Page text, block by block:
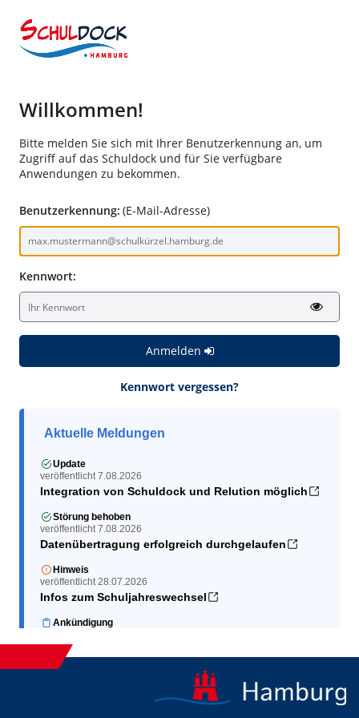
Willkommen!
Bitte melden Sie sich mit Ihrer Benutzerkennung an, um
Zugriff auf das Schuldock und für Sie verfügbare
Anwendungen zu bekommen.
Benutzerkennung: (E-Mail-Adresse)
Kennwort:
Anmelden
Kennwort vergessen?